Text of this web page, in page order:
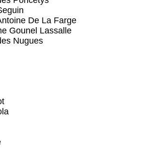
De La Farge
Gounel Lassalle
Nugues